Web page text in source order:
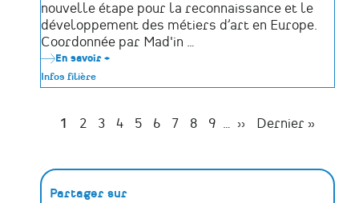
nouvelle étape pour la reconnaissance et le
développement des métiers d’art en Europe.
Coordonnée par Mad'in …
En savoir +
CRAFTOUR
pour
les
Infos filière
Page
1 Page
2 Page
3 Page
4 Page
5 Page
6 Page
7 Page
8 Page
9 … Page
››
Dernière
Dernier »
Partager sur